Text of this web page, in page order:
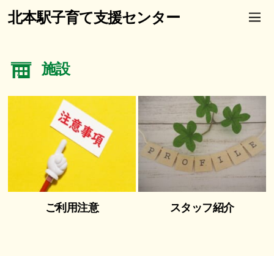
北本駅子育て支援センター
施設
ご利用注意 スタッフ紹介